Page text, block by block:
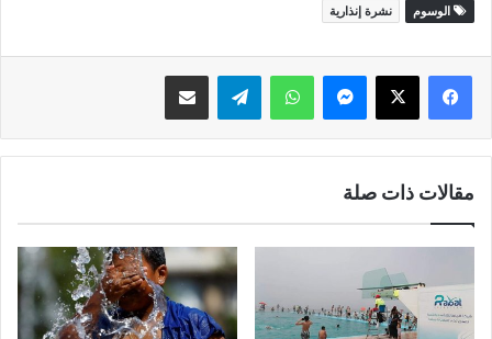
الوسوم نشرة إنذارية
واتساب تيلقرام
مقالات ذات صلة